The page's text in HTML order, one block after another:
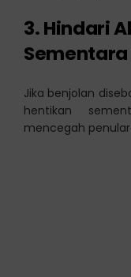
3. Hindari
Jika benjolan
hentikan
mencegah